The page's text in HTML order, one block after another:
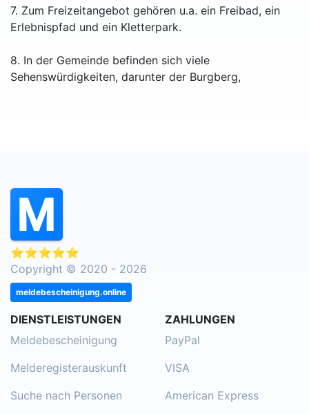
7. Zum Freizeitangebot gehören u.a. ein Freibad, ein
Erlebnispfad und ein Kletterpark.
8. In der Gemeinde befinden sich viele
Sehenswürdigkeiten, darunter der Burgberg,
⭐⭐⭐⭐⭐
Copyright © 2020 - 2026
meldebescheinigung.online
DIENSTLEISTUNGEN
Meldebescheinigung
Melderegisterauskunft
Suche nach Personen
ZAHLUNGEN
PayPal
VISA
American Express